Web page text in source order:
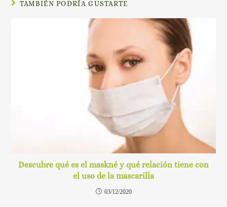
TAMBIÉN PODRÍA GUSTARTE
Descubre qué es el maskné y qué relación tiene con
el uso de la mascarilla
03/12/2020